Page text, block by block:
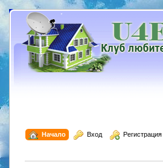
Начало Вход Регистрация